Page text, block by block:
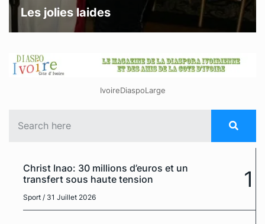
Les jolies laides
IvoireDiaspoLarge
Christ Inao: 30 millions d’euros et un
transfert sous haute tension
Sport / 31 Juillet 2026
1